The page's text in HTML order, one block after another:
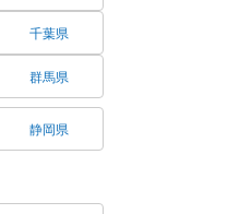
千葉県
群馬県
静岡県